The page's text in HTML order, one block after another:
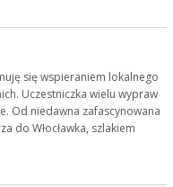
się wspieraniem lokalnego
Uczestniczka wielu wypraw
Od niedawna zafascynowana
do Włocławka, szlakiem